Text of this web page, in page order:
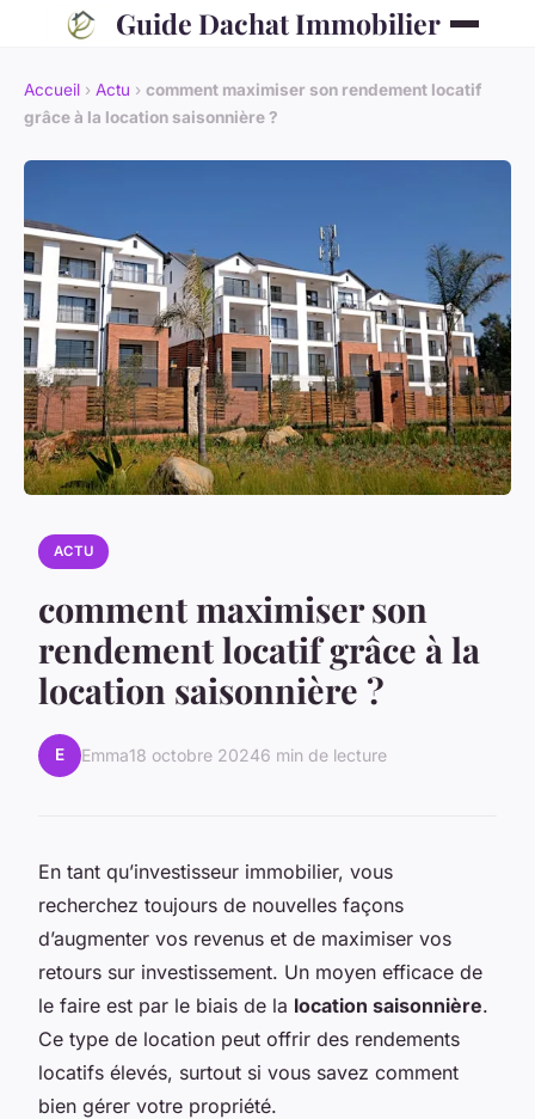
Guide Dachat Immobilier
Accueil › Actu › comment maximiser son rendement locatif
grâce à la location saisonnière ?
ACTU
comment maximiser son
rendement locatif grâce à la
location saisonnière ?
E Emma18 octobre 20246 min de lecture
En tant qu’investisseur immobilier, vous
recherchez toujours de nouvelles façons
d’augmenter vos revenus et de maximiser vos
retours sur investissement. Un moyen efficace de
le faire est par le biais de la location saisonnière.
Ce type de location peut offrir des rendements
locatifs élevés, surtout si vous savez comment
bien gérer votre propriété.